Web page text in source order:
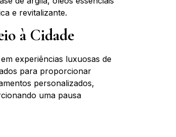
e revitalizante.
à Cidade
experiências luxuosas de
para proporcionar
personalizados,
uma pausa